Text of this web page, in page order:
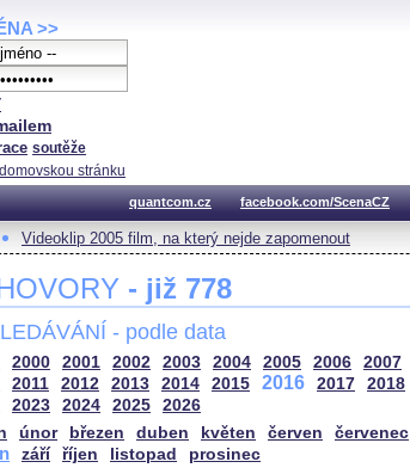
>>
soutěže
stránku
quantcom.cz facebook.com/ScenaCZ
Videoklip 2005 film, na který nejde zapomenout
- již 778
- podle data
2000 2001 2002 2003 2004 2005 2006 2007
2011 2012 2013 2014 2015 2016 2017 2018
2023 2024 2025
2026
únor březen duben květen červen červenec
září říjen listopad prosinec